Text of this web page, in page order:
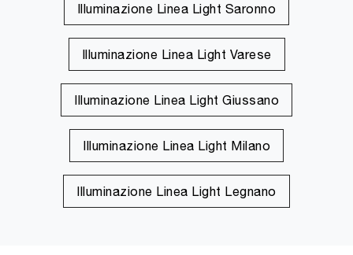
Illuminazione Linea Light Saronno
Illuminazione Linea Light Varese
Illuminazione Linea Light Giussano
Illuminazione Linea Light Milano
Illuminazione Linea Light Legnano